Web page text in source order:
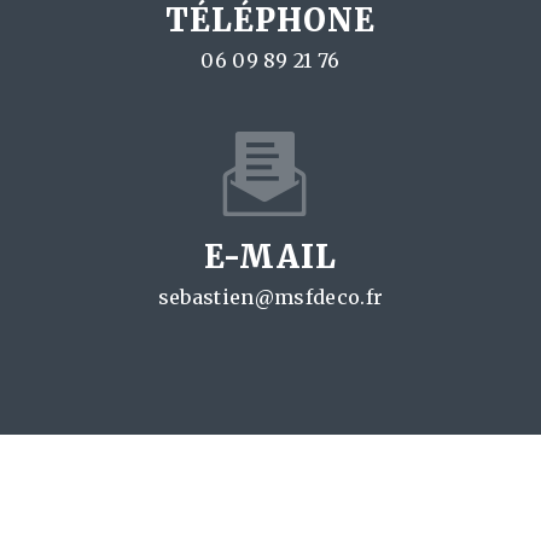
TÉLÉPHONE
06 09 89 21 76
E-MAIL
sebastien@msfdeco.fr